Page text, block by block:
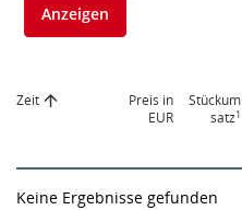
Anzeigen
Zeit
Preis in
EUR
Stückum
satz1
Keine Ergebnisse gefunden